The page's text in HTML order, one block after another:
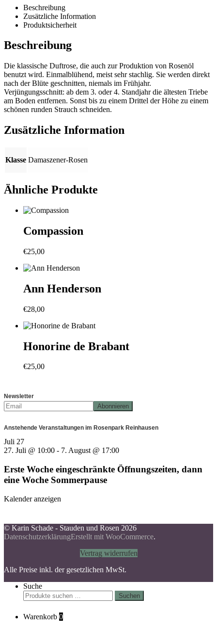
Beschreibung
Zusätzliche Information
Produktsicherheit
Beschreibung
Die klassische Duftrose, die auch zur Produktion von Rosenöl
benutzt wird. Einmalblühend, meist sehr stachlig. Sie werden direkt
nach der Blüte geschnitten, niemals im Frühjahr.
Verjüngungsschnitt: ab dem 3. oder 4. Standjahr die ältesten Triebe
am Boden entfernen. Sonst bis zu einem Drittel der Höhe zu einem
schönen runden Strauch schneiden.
Zusätzliche Information
Klasse Damaszener-Rosen
Ähnliche Produkte
Compassion
€25,00
Ann Henderson
€28,00
Honorine de Brabant
€25,00
Newsletter
Anstehende Veranstaltungen im Rosenpark Reinhausen
Juli 27
27. Juli @ 10:00 - 7. August @ 17:00
Erste Woche eingeschränkte Öffnungszeiten, dann
eine Woche Sommerpause
Kalender anzeigen
© Karin Schade - Stauden und Rosen 2026
DatenschutzerklärungErstellt mit WooCommerce.
Vertrag widerrufen
Alle Preise inkl. der gesetzlichen MwSt.
Suche
Suchen
nach:
Suchen
Warenkorb 0